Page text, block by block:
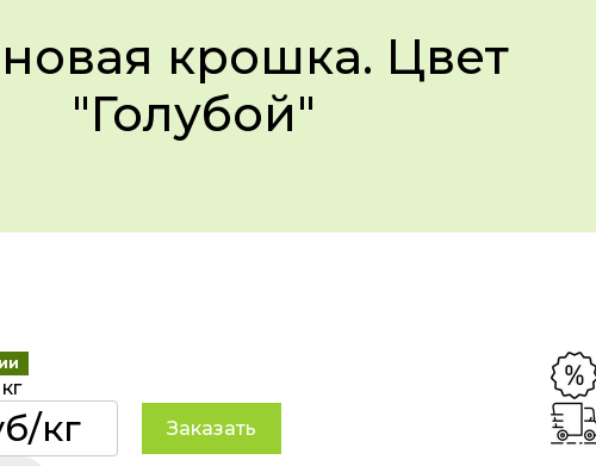
крошка. Цвет
"Голубой"
кг Заказать